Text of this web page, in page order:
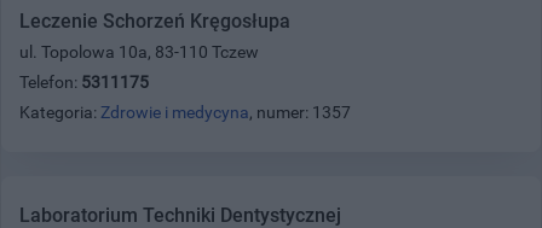
Leczenie Schorzeń Kręgosłupa
ul. Topolowa 10a, 83-110 Tczew
Telefon: 5311175
Kategoria: Zdrowie i medycyna, numer: 1357
Laboratorium Techniki Dentystycznej